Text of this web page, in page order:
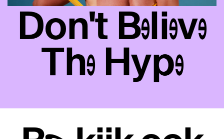
Don't Believe
The Hype